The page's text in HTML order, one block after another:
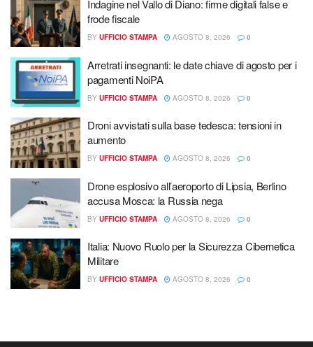
Indagine nel Vallo di Diano: firme digitali false e
frode fiscale
BY UFFICIO STAMPA AGOSTO 8, 2026 0
Arretrati insegnanti: le date chiave di agosto per i
pagamenti NoiPA
BY UFFICIO STAMPA AGOSTO 8, 2026 0
Droni avvistati sulla base tedesca: tensioni in
aumento
BY UFFICIO STAMPA AGOSTO 8, 2026 0
Drone esplosivo all’aeroporto di Lipsia, Berlino
accusa Mosca: la Russia nega
BY UFFICIO STAMPA AGOSTO 8, 2026 0
Italia: Nuovo Ruolo per la Sicurezza Cibernetica
Militare
BY UFFICIO STAMPA AGOSTO 8, 2026 0